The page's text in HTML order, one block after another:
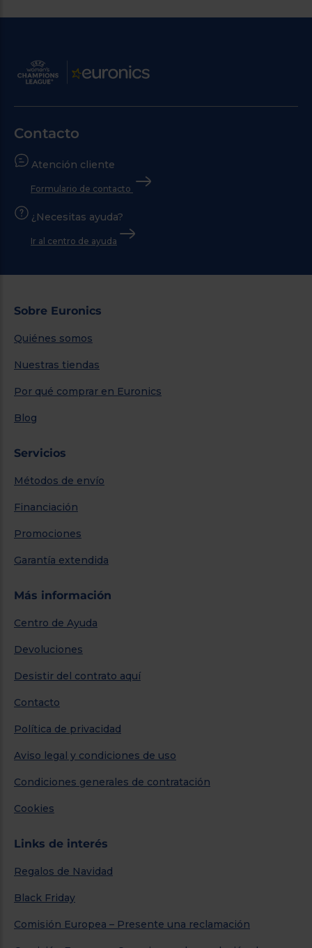
Contacto
Atención cliente
Formulario de contacto
¿Necesitas ayuda?
Ir al centro de ayuda
Sobre Euronics
Quiénes somos
Nuestras tiendas
Por qué comprar en Euronics
Blog
Servicios
Métodos de envío
Financiación
Promociones
Garantía extendida
Más información
Centro de Ayuda
Devoluciones
Desistir del contrato aquí
Contacto
Política de privacidad
Aviso legal y condiciones de uso
Condiciones generales de contratación
Cookies
Links de interés
Regalos de Navidad
Black Friday
Comisión Europea – Presente una reclamación